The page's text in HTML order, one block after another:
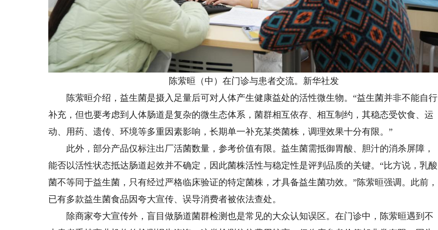
陈萦晅（中）在门诊与患者交流。新华社发
陈萦晅介绍，益生菌是摄入足量后可对人体产生健康益处的活性微生物。“益生菌并非不能自行
补充，但也要考虑到人体肠道是复杂的微生态体系，菌群相互依存、相互制约，其稳态受饮食、运
动、用药、遗传、环境等多重因素影响，长期单一补充某类菌株，调理效果十分有限。”
此外，部分产品仅标注出厂活菌数量，参考价值有限。益生菌需抵御胃酸、胆汁的消杀屏障，
能否以活性状态抵达肠道起效并不确定，因此菌株活性与稳定性是评判品质的关键。“比方说，乳酸
菌不等同于益生菌，只有经过严格临床验证的特定菌株，才具备益生菌功效。”陈萦晅强调。此前，
已有多款益生菌食品因夸大宣传、误导消费者被依法查处。
除商家夸大宣传外，盲目做肠道菌群检测也是常见的大众认知误区。在门诊中，陈萦晅遇到不